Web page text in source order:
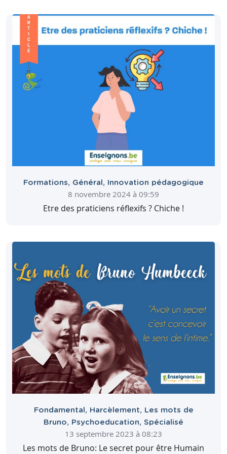
Formations, Général, Innovation pédagogique
8 novembre 2024 à 09:59
Etre des praticiens réflexifs ? Chiche !
Fondamental, Harcèlement, Les mots de
Bruno, Psychoeducation, Spécialisé
13 septembre 2023 à 08:23
Les mots de Bruno: Le secret pour être Humain